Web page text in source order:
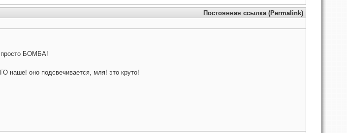
Постоянная ссылка (Permalink)
просто БОМБА!
наше! оно подсвечивается, мля! это круто!